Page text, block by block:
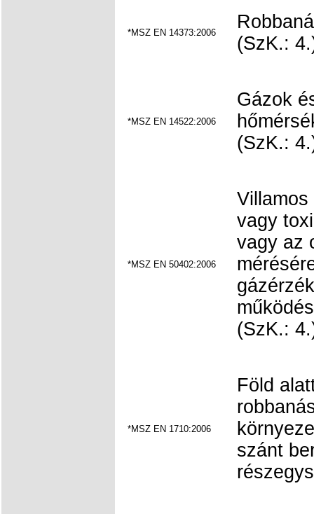
*MSZ EN 14373:2006
(SzK.:
*MSZ EN 14522:2006
Gázok
(SzK.:
*MSZ EN 50402:2006
vagy
vagy az
(SzK.:
*MSZ EN 1710:2006
Föld
szánt